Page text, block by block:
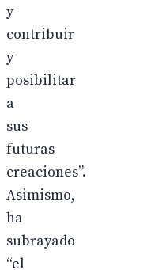
y
contribuir
y
posibilitar
a
sus
futuras
creaciones”.
Asimismo,
ha
subrayado
“el